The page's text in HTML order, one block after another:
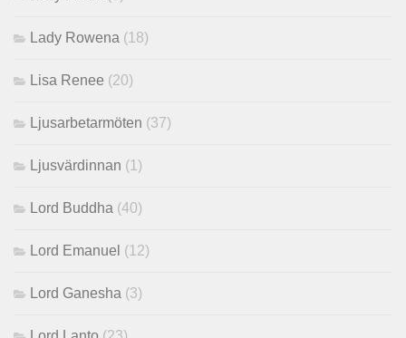
Lady Rowena (18)
Lisa Renee (20)
Ljusarbetarmöten (37)
Ljusvärdinnan (1)
Lord Buddha (40)
Lord Emanuel (12)
Lord Ganesha (3)